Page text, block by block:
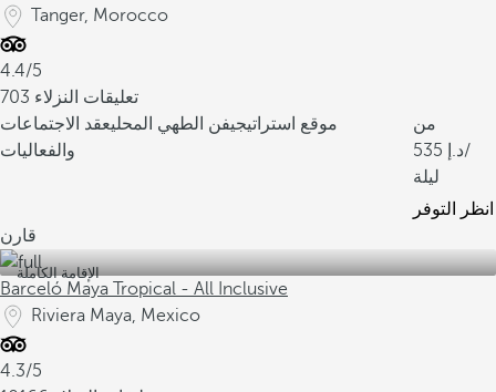
Tanger, Morocco
4.4/5
703 تعليقات النزلاء
موقع استراتيجيفن الطهي المحليعقد الاجتماعات
والفعاليات
من
535
/
ليلة
انظر التوفر
قارن
الإقامة الكاملة
Barceló Maya Tropical - All Inclusive
Riviera Maya, Mexico
4.3/5